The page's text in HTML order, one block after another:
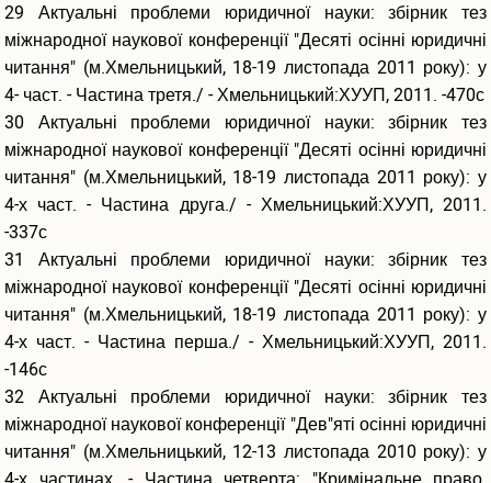
29 Актуальні проблеми юридичної науки: збірник тез
міжнародної наукової конференції "Десяті осінні юридичні
читання" (м.Хмельницький, 18-19 листопада 2011 року): у
4- част. - Частина третя./ - Хмельницький:ХУУП, 2011. -470с
30 Актуальні проблеми юридичної науки: збірник тез
міжнародної наукової конференції "Десяті осінні юридичні
читання" (м.Хмельницький, 18-19 листопада 2011 року): у
4-х част. - Частина друга./ - Хмельницький:ХУУП, 2011.
-337с
31 Актуальні проблеми юридичної науки: збірник тез
міжнародної наукової конференції "Десяті осінні юридичні
читання" (м.Хмельницький, 18-19 листопада 2011 року): у
4-х част. - Частина перша./ - Хмельницький:ХУУП, 2011.
-146с
32 Актуальні проблеми юридичної науки: збірник тез
міжнародної наукової конференції "Дев"яті осінні юридичні
читання" (м.Хмельницький, 12-13 листопада 2010 року): у